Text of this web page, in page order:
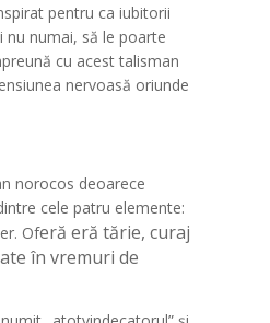
pentru ca iubitorii
nu numai, să le poarte
cu acest talisman
nervoasă oriunde
norocos deoarece
cele patru elemente:
Oferăeră tărie, curaj
în vremuri de